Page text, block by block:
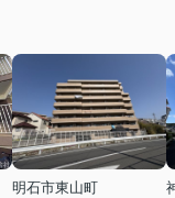
明石市東山町